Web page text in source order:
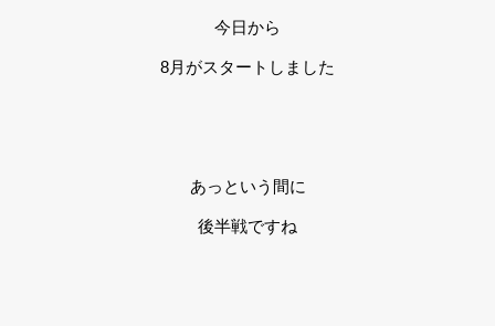
今日から
8月がスタートしました
あっという間に
後半戦ですね